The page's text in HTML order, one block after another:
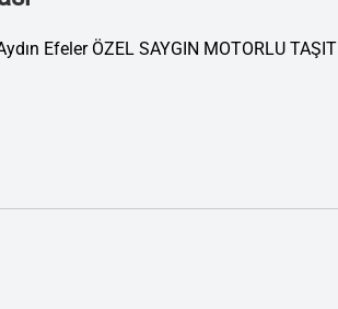
Efeler ÖZEL SAYGIN MOTORLU TAŞIT